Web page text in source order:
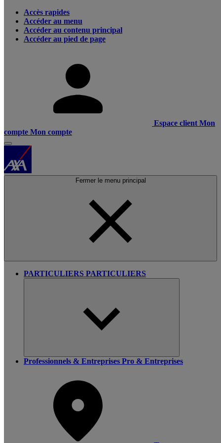
Accès rapides
Accéder au menu
Accéder au contenu principal
Accéder au pied de page
Espace client Mon
compte Mon compte
Fermer le menu principal
PARTICULIERS PARTICULIERS
Professionnels & Entreprises Pro & Entreprises